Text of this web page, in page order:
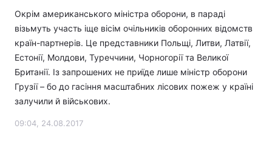
Окрім американського міністра оборони, в параді
візьмуть участь іще вісім очільників оборонних відомств
країн-партнерів. Це представники Польщі, Литви, Латвії,
Естонії, Молдови, Туреччини, Чорногорії та Великої
Британії. Із запрошених не приїде лише міністр оборони
Грузії – бо до гасіння масштабних лісових пожеж у країні
залучили й військових.
09:04, 24.08.2017